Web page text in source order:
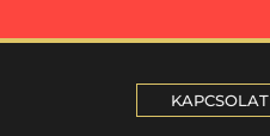
KAPCSOLAT